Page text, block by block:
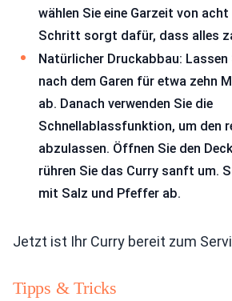
wählen Sie eine Garzeit von
Schritt sorgt dafür, dass alles
Natürlicher Druckabbau: Lassen
nach dem Garen für etwa zehn
ab. Danach verwenden Sie die
Schnellablassfunktion, um den
abzulassen. Öffnen Sie den
rühren Sie das Curry sanft um.
mit Salz und Pfeffer ab.
Jetzt ist Ihr Curry bereit zum
Tipps & Tricks